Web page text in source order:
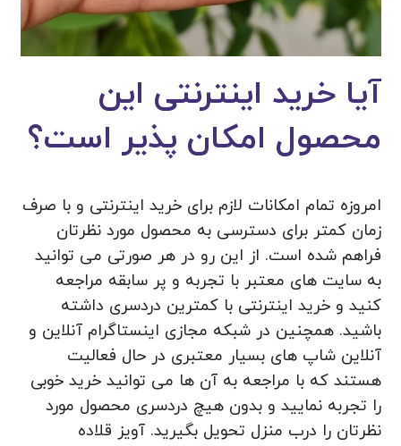
آیا خرید اینترنتی این
محصول امکان پذیر است؟
امروزه تمام امکانات لازم برای خرید اینترنتی و با صرف
زمان کمتر برای دسترسی به محصول مورد نظرتان
فراهم شده است. از این رو در هر صورتی می توانید
به سایت های معتبر با تجربه و پر سابقه مراجعه
کنید و خرید اینترنتی با کمترین دردسری داشته
باشید. همچنین در شبکه مجازی اینستاگرام آنلاین و
آنلاین شاپ های بسیار معتبری در حال فعالیت
هستند که با مراجعه به آن ها می توانید خرید خوبی
را تجربه نمایید و بدون هیچ دردسری محصول مورد
نظرتان را درب منزل تحویل بگیرید. آویز قلاده